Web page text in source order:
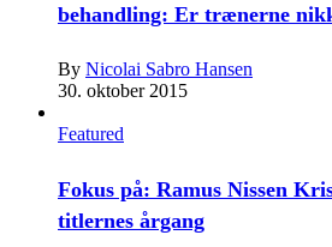
behandling: Er trænerne
By Nicolai Sabro Hansen
30. oktober 2015
Featured
Fokus på: Ramus Nissen
titlernes årgang